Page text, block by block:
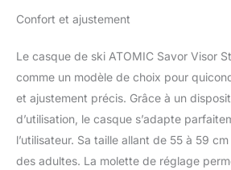
Stereo
couches et
miroir pour
vision
protection
Confort et ajustement
Le casque de ski ATOMIC Savor Visor
comme un modèle de choix pour
et ajustement précis. Grâce à un
d’utilisation, le casque s’adapte
l’utilisateur. Sa taille allant de 55 à 59
des adultes. La molette de réglage